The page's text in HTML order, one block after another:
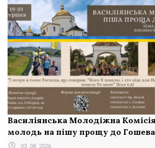
Василіянська Молодіжна
молодь на пішу прощу до Гошева
03. 08. 2026